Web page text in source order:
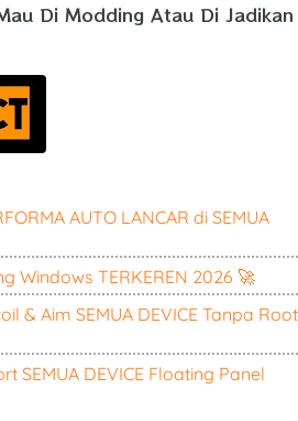
Di Modding Atau Di Jadikan
AUTO LANCAR di SEMUA
Windows TERKEREN 2026 🚀
& Aim SEMUA DEVICE Tanpa Root
SEMUA DEVICE Floating Panel